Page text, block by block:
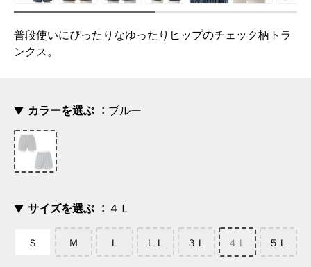
普段使いにぴったりなゆったりヒップのチェック柄トラ
ンクス。
カラーを選ぶ ブルー
サイズを選ぶ ４Ｌ
Ｓ Ｍ Ｌ ＬＬ ３Ｌ ４Ｌ ５Ｌ